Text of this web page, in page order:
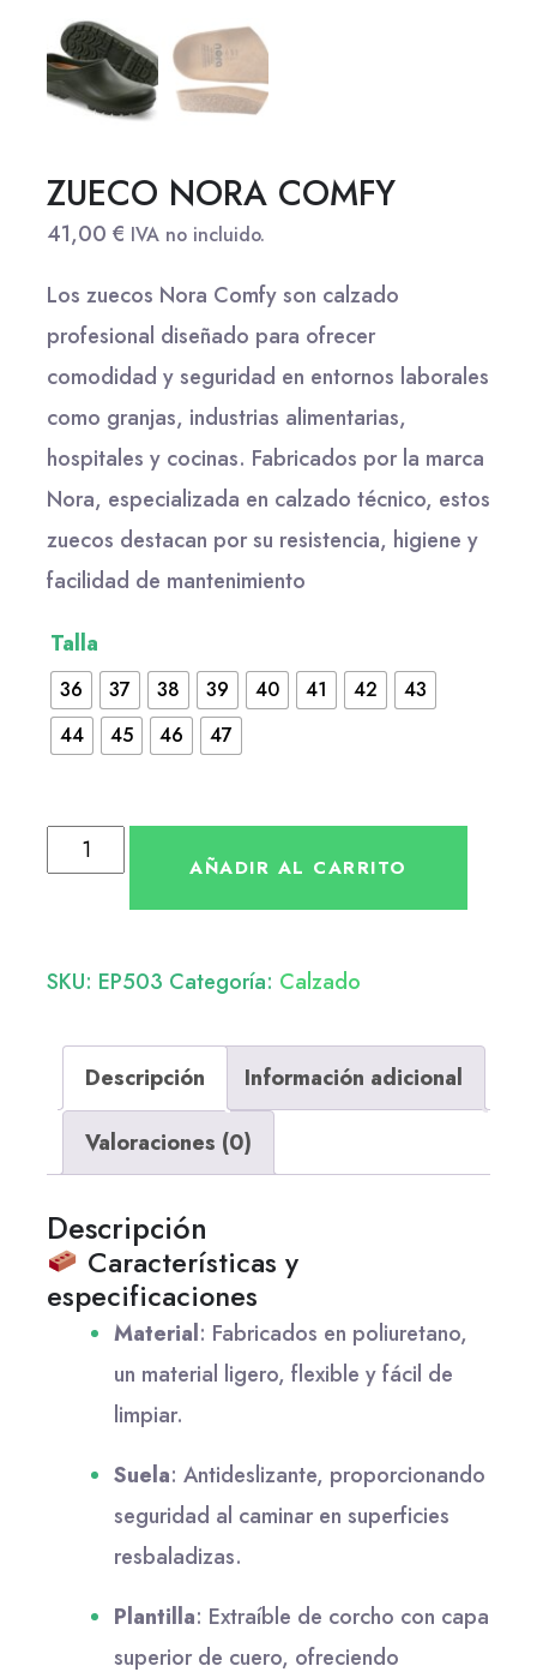
ZUECO NORA COMFY
41,00 € IVA no incluido.
Los zuecos Nora Comfy son calzado
profesional diseñado para ofrecer
comodidad y seguridad en entornos laborales
como granjas, industrias alimentarias,
hospitales y cocinas. Fabricados por la marca
Nora, especializada en calzado técnico, estos
zuecos destacan por su resistencia, higiene y
facilidad de mantenimiento
Talla
36 37 38 39 40 41 42
43
44
45 46 47
AÑADIR AL CARRITO
SKU: EP503 Categoría: Calzado
Descripción Información adicional
Valoraciones (0)
Descripción
Características y
especificaciones
Material: Fabricados en poliuretano,
un material ligero, flexible y fácil de
limpiar.
Suela: Antideslizante, proporcionando
seguridad al caminar en superficies
resbaladizas.
Plantilla: Extraíble de corcho con capa
superior de cuero, ofreciendo